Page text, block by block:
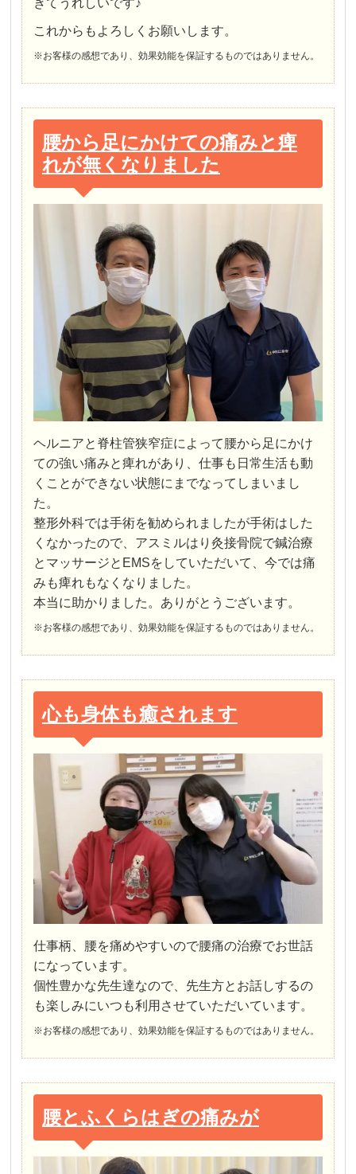
きてうれしいです♪
これからもよろしくお願いします。
※お客様の感想であり、効果効能を保証するものではありません。
腰から足にかけての痛みと痺
れが無くなりました
ヘルニアと脊柱管狭窄症によって腰から足にかけ
ての強い痛みと痺れがあり、仕事も日常生活も動
くことができない状態にまでなってしまいまし
た。
整形外科では手術を勧められましたが手術はした
くなかったので、アスミルはり灸接骨院で鍼治療
とマッサージとEMSをしていただいて、今では痛
みも痺れもなくなりました。
本当に助かりました。ありがとうございます。
※お客様の感想であり、効果効能を保証するものではありません。
心も身体も癒されます
仕事柄、腰を痛めやすいので腰痛の治療でお世話
になっています。
個性豊かな先生達なので、先生方とお話しするの
も楽しみにいつも利用させていただいています。
※お客様の感想であり、効果効能を保証するものではありません。
腰とふくらはぎの痛みが